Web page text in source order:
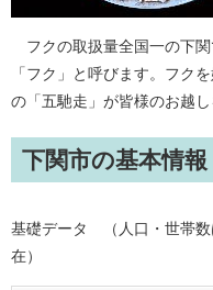
フクの取扱量全国一の下
「フク」と呼びます。フク
の「五馳走」が皆様のお越し
下関市の基本情報
基礎データ （人口・世帯数
在）